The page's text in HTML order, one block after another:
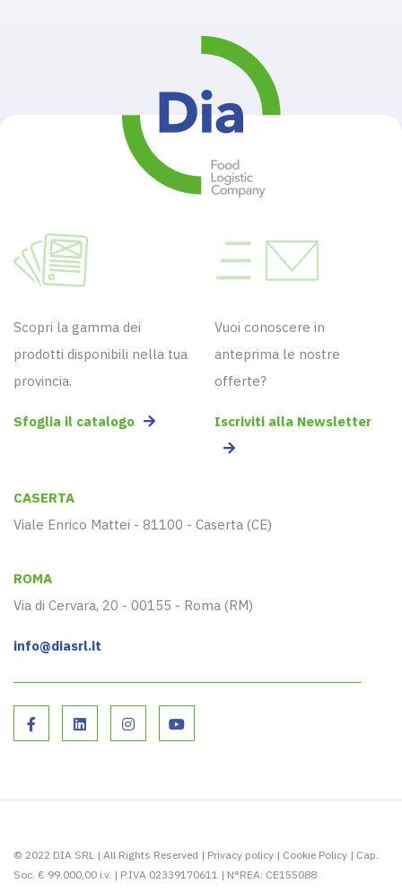
Scopri la gamma dei
prodotti disponibili nella tua
provincia.
Sfoglia il catalogo
Vuoi conoscere in
anteprima le nostre
offerte?
Iscriviti alla Newsletter
CASERTA
Viale Enrico Mattei - 81100 - Caserta (CE)
ROMA
Via di Cervara, 20 - 00155 - Roma (RM)
info@diasrl.it
© 2022 DIA SRL | All Rights Reserved | Privacy policy | Cookie Policy | Cap.
Soc. € 99.000,00 i.v. | P.IVA 02339170611 | N°REA: CE155088